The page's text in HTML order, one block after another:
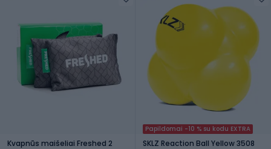
Kvapnūs maišeliai Freshed 2
Papildomai -10 % su kodu EXTRA
SKLZ Reaction Ball Yellow 3508